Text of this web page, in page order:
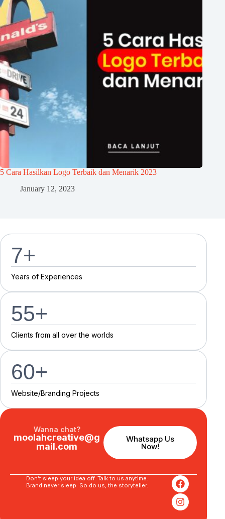
5 Cara Hasilkan Logo Terbaik dan Menarik 2023
January 12, 2023
7+
Years of Experiences
55+
Clients from all over the worlds
60+
Website/Branding Projects
Wanna chat?
moolahcreative@g
mail.com
Whatsapp Us
Now!
Don’t sleep your idea off. Talk to us anytime.
Brand never sleep. So do us, the storyteller.